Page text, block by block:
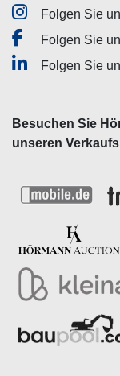
Folgen Sie
Folgen Sie
Folgen Sie
Besuchen Sie
unseren